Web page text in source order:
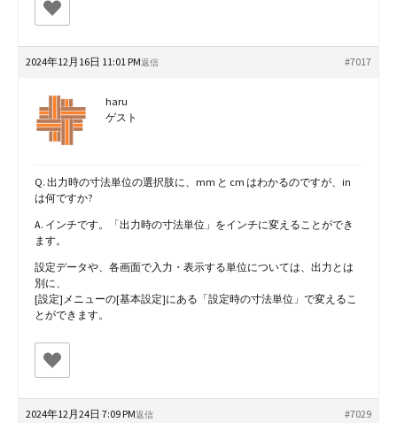
2024年12月16日 11:01 PM #7017
返信
haru
ゲスト
Q. 出力時の寸法単位の選択肢に、mm と cm はわかるのですが、in
は何ですか?
A. インチです。「出力時の寸法単位」をインチに変えることができ
ます。
設定データや、各画面で入力・表示する単位については、出力とは
別に、
[設定]メニューの[基本設定]にある「設定時の寸法単位」で変えるこ
とができます。
2024年12月24日 7:09 PM #7029
返信